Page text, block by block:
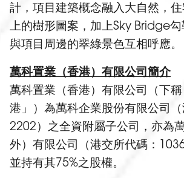
計，項目建築概念融入大自然，
上的樹形圖案，加上Sky Bridge勾
與項目周邊的翠綠景色互相呼應。
萬科置業（香港）有限公司簡介
萬科置業（香港）有限公司（下
港」）為萬科企業股份有限公司（
2202）之全資附屬子公司，亦為
外）有限公司（港交所代碼：
並持有其75%之股權。